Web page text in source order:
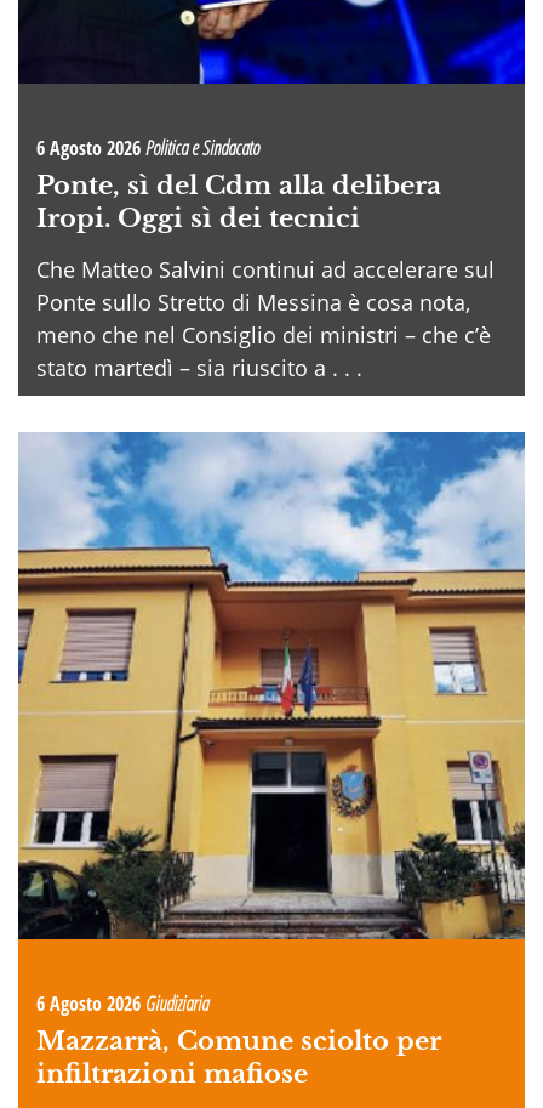
6 Agosto 2026Politica e Sindacato
Ponte, sì del Cdm alla delibera
Iropi. Oggi sì dei tecnici
Che Matteo Salvini continui ad accelerare sul
Ponte sullo Stretto di Messina è cosa nota,
meno che nel Consiglio dei ministri – che c’è
stato martedì – sia riuscito a . . .
6 Agosto 2026 Giudiziaria
Mazzarrà, Comune sciolto per
infiltrazioni mafiose